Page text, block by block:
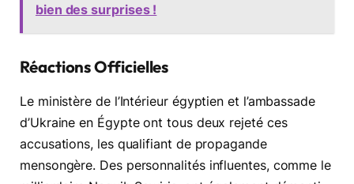
bien des surprises !
Réactions Officielles
Le ministère de l’Intérieur égyptien et l’ambassade
d’Ukraine en Égypte ont tous deux rejeté ces
accusations, les qualifiant de propagande
mensongère. Des personnalités influentes, comme le